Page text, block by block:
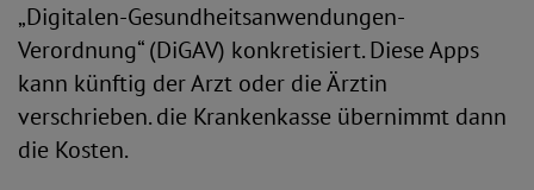
„Digitalen-Gesundheitsanwendungen-
Verordnung“ (DiGAV) konkretisiert. Diese Apps
kann künftig der Arzt oder die Ärztin
verschrieben. die Krankenkasse übernimmt dann
die Kosten.